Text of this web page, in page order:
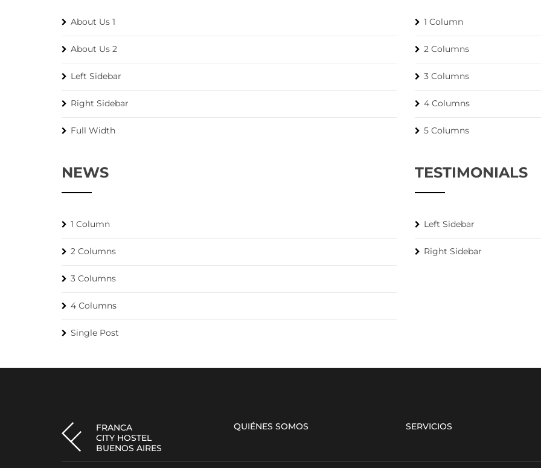
About Us 1
About Us 2
Left Sidebar
Right Sidebar
Full Width
NEWS
1 Column
2 Columns
3 Columns
4 Columns
Single Post
1 Column
2 Columns
3 Columns
4 Columns
5 Columns
TESTIMONIALS
Left Sidebar
Right Sidebar
FRANCA
CITY HOSTEL
BUENOS AIRES
QUIÉNES SOMOS SERVICIOS